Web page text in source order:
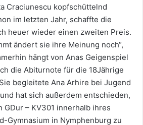
Craciunescu kopfschüttelnd
im letzten Jahr, schaffte die
heuer wieder einen zweiten Preis.
ändert sie ihre Meinung noch“,
hängt von Anas Geigenspiel
die Abiturnote für die 18Jährige
begleitete Ana Arhire bei Jugend
hat sich außerdem entschieden,
GDur – KV301 innerhalb ihres
Gymnasium in Nymphenburg zu